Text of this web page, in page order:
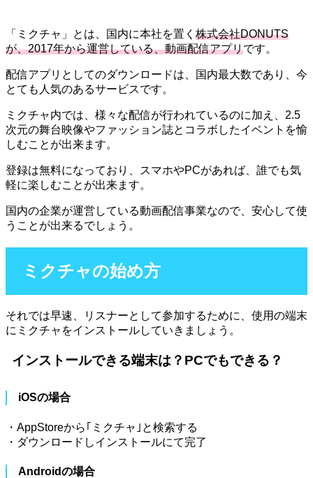
「ミクチャ」とは、国内に本社を置く 株式会社DONUTS
が、2017年から運営している、動画配信アプリです。
配信アプリとしてのダウンロードは、国内最大数であり、今
とても人気のあるサービスです。
ミクチャ内では、様々な配信が行われているのに加え、2.5
次元の舞台映像やファッション誌とコラボしたイベントを愉
しむことが出来ます。
登録は無料になっており、スマホやPCがあれば、誰でも気
軽に楽しむことが出来ます。
国内の企業が運営している動画配信事業なので、安心して使
うことが出来るでしょう。
ミクチャの始め方
それでは早速、リスナーとして参加するために、使用の端末
にミクチャをインストールしていきましょう。
インストールできる端末は？PCでもできる？
iOSの場合
・AppStoreから｢ミクチャ｣と検索する
・ダウンロードしインストールにて完了
Androidの場合